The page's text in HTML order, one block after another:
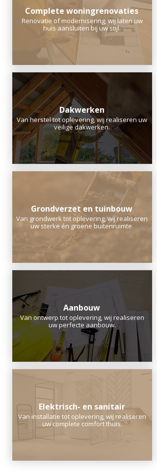
Complete woningrenovaties
Renovatie of modernisering, wij laten uw
huis aansluiten bij uw stijl.
Dakwerken
Van herstel tot oplevering, wij realiseren uw
veilige dakwerken.
Grondverzet en tuinbouw
Van grondwerk tot oplevering, wij realiseren
uw sterke én groene buitenruimte.
Aanbouw
Van ontwerp tot oplevering, wij realiseren
uw perfecte aanbouw.
Elektrisch- en sanitair
Van installatie tot oplevering, wij realiseren
uw complete comfort thuis.